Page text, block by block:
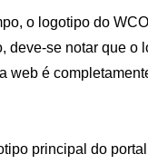
o logotipo do
deve-se notar que o
web é
principal do